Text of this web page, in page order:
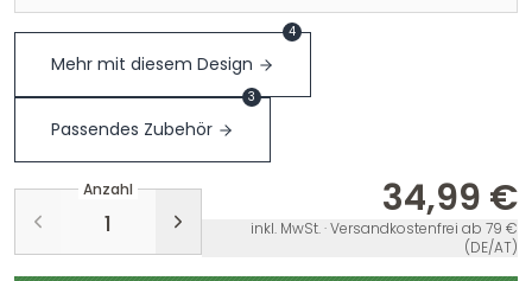
Mehr mit diesem Design
4
Passendes Zubehör
3
Anzahl 34,99 €
inkl. MwSt. · Versandkostenfrei ab 79 €
(DE/AT)